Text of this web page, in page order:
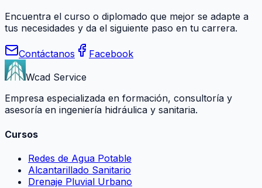
Encuentra el curso o diplomado que mejor se adapte a
tus necesidades y da el siguiente paso en tu carrera.
Contáctanos
Facebook
Wcad Service
Empresa especializada en formación, consultoría y
asesoría en ingeniería hidráulica y sanitaria.
Cursos
Redes de Agua Potable
Alcantarillado Sanitario
Drenaje Pluvial Urbano